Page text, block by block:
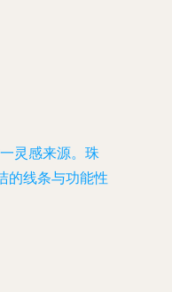
灵感来源。珠
的线条与功能性